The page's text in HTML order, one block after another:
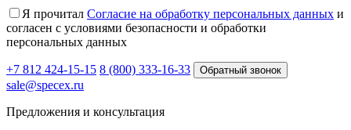
Я прочитал Согласие на обработку персональных данных и
согласен с условиями безопасности и обработки
персональных данных
+7 812 424-15-15 8 (800) 333-16-33 Обратный звонок
sale@specex.ru
Предложения и консультация